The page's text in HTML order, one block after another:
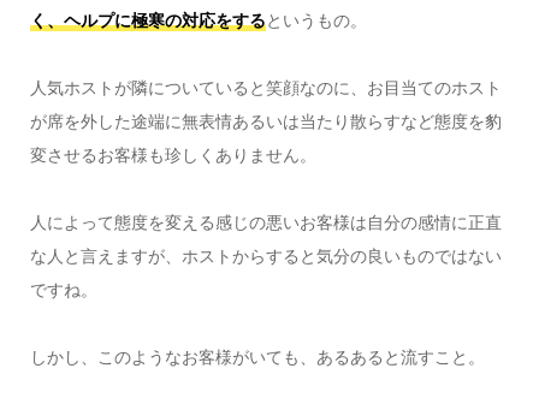
く、ヘルプに極寒の対応をするというもの。
人気ホストが隣についていると笑顔なのに、お目当てのホスト
が席を外した途端に無表情あるいは当たり散らすなど態度を豹
変させるお客様も珍しくありません。
人によって態度を変える感じの悪いお客様は自分の感情に正直
な人と言えますが、ホストからすると気分の良いものではない
ですね。
しかし、このようなお客様がいても、あるあると流すこと。